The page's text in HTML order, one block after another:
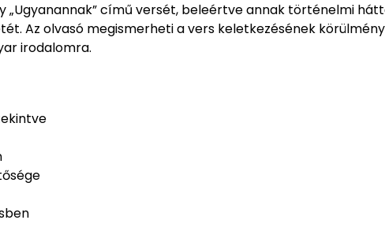
„Ugyanannak” című versét, beleértve annak történelmi
Az olvasó megismerheti a vers keletkezésének
irodalomra.